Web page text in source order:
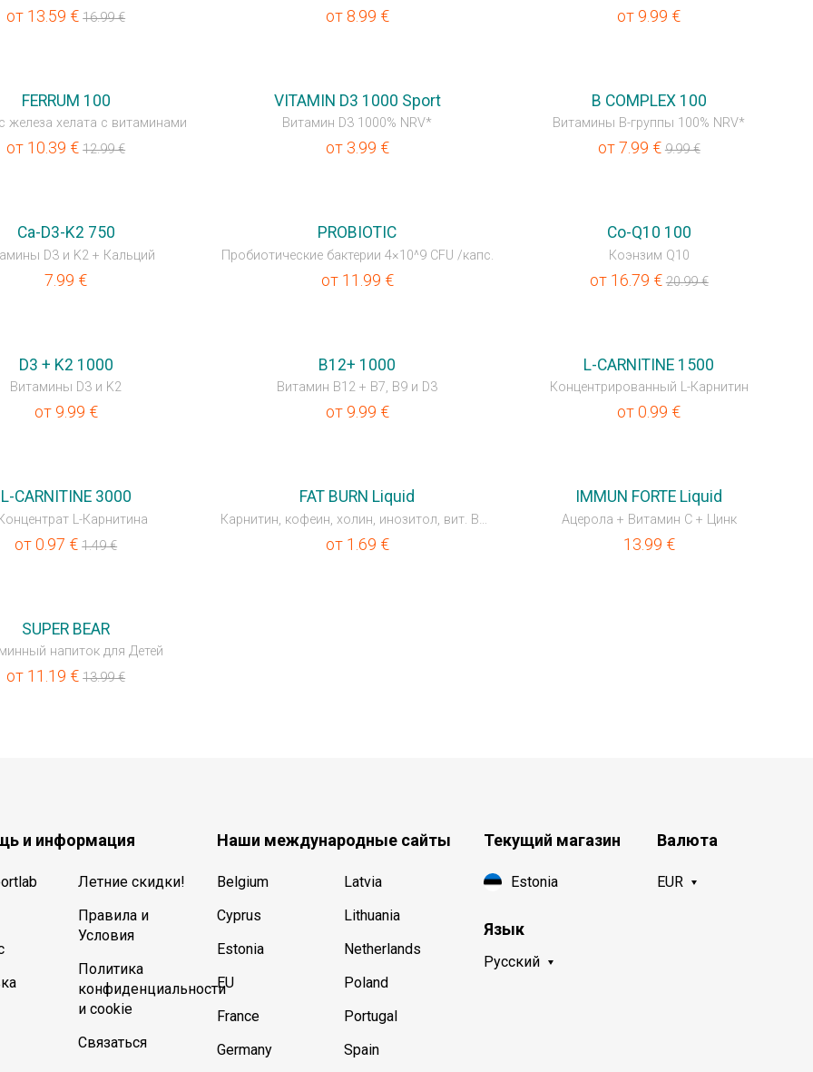
от 13.59 €16.99€ от 8.99 € от 9.99 €
FERRUM 100
железа хелата с витаминами
от 10.39 €12.99€
VITAMIN D3 1000 Sport
Витамин D3 1000% NRV*
от 3.99 €
B COMPLEX 100
Витамины В-группы 100% NRV*
от7.99 € 9.99€
Ca-D3-K2 750
D3 и K2 + Кальций
7.99 €
PROBIOTIC
Пробиотические бактерии 4×10^9 CFU /капс.
от 11.99 €
Co-Q10 100
Коэнзим Q10
от 16.79 € 20.99€
D3 + K2 1000
Витамины D3 и K2
от 9.99 €
B12+ 1000
Витамин B12 + B7, B9 и D3
от 9.99 €
L-CARNITINE 1500
Концентрированный L-Карнитин
от0.99 €
L-CARNITINE 3000
L-Карнитина
от0.97 €1.49€
FAT BURN Liquid
Карнитин, кофеин, холин, инозитол, вит. В5 и В6
от 1.69 €
IMMUN FORTE Liquid
Ацерола + Витамин C + Цинк
13.99 €
SUPER BEAR
напиток для Детей
от 11.19 €13.99€
и информация
Летние скидки!
Правила и
Условия
Политика
конфиденциальности
и cookie
Связаться
Наши международные сайты
Belgium
Cyprus
Estonia
EU
France
Germany
Latvia
Lithuania
Netherlands
Poland
Portugal
Spain
Текущий магазин
Estonia
Язык
Русский
Валюта
EUR